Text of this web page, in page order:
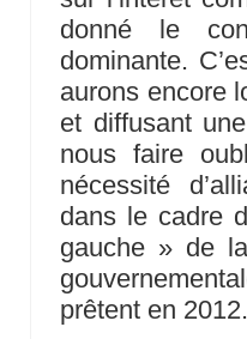
donné le
dominante.
aurons encore
et diffusant
nous faire
nécessité
dans le cadre
gauche » de
prêtent en 2012.